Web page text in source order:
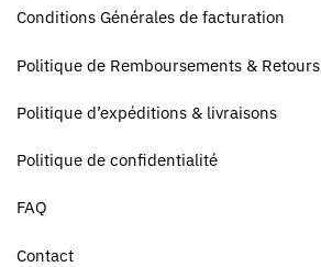
Conditions Générales de facturation
Politique de Remboursements & Retours
Politique d’expéditions & livraisons
Politique de confidentialité
FAQ
Contact